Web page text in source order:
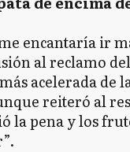
encantaría ir
al reclamo
acelerada de
reiteró al
la pena y los